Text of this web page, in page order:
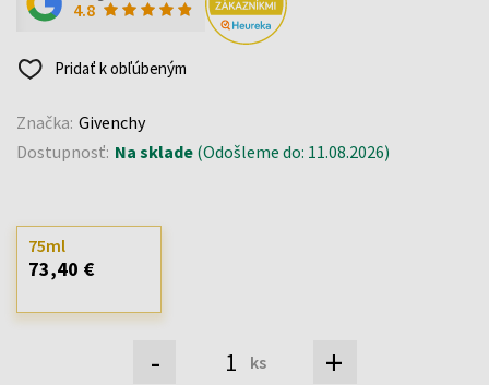
4.8
Pridať k obľúbeným
Značka: Givenchy
Dostupnosť: Na sklade (Odošleme do: 11.08.2026)
- ks +
75ml
73,40 €